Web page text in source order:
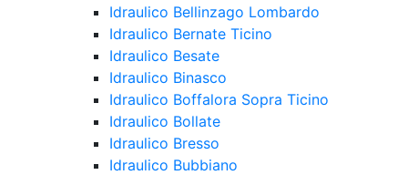
Idraulico Bellinzago Lombardo
Idraulico Bernate Ticino
Idraulico Besate
Idraulico Binasco
Idraulico Boffalora Sopra Ticino
Idraulico Bollate
Idraulico Bresso
Idraulico Bubbiano